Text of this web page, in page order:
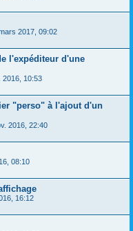
2017, 09:02
l'expéditeur d'une
2016, 10:53
"perso" à l'ajout d'un
2016, 22:40
08:10
16:12